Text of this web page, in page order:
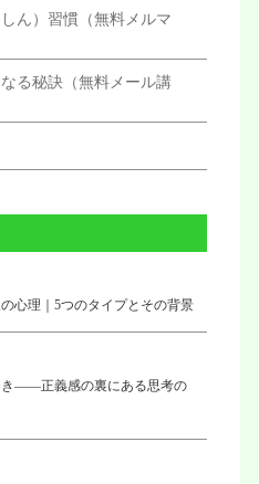
ん）習慣（無料メルマ
る秘訣（無料メール講
心理｜5つのタイプとその背景
き——正義感の裏にある思考の